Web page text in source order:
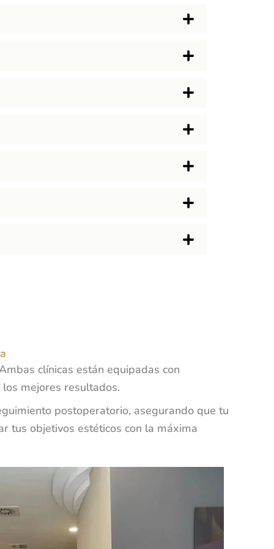
clínicas están equipadas con
mejores resultados.
postoperatorio, asegurando que tu
tus objetivos estéticos con la máxima